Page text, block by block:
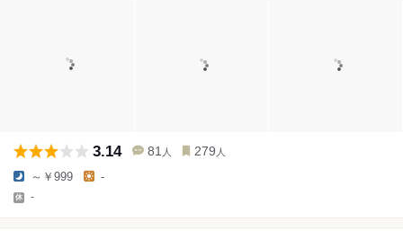
3.14 81 人 279 人
～￥999 -
-